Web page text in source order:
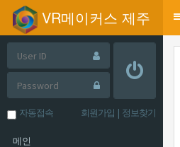
VR메이커스 제주
자동접속 회원가입 | 정보찾기
메인